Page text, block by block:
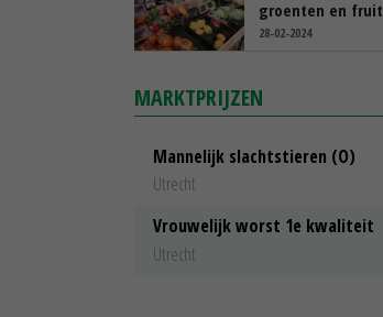
groenten en fruit
28-02-2024
MARKTPRIJZEN
Mannelijk slachtstieren (O)
Utrecht
Vrouwelijk worst 1e kwaliteit
Utrecht